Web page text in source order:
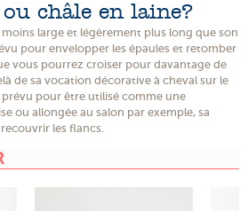
châle en laine?
large et légèrement plus long que son
pour envelopper les épaules et retomber
vous pourrez croiser pour davantage de
de sa vocation décorative à cheval sur le
pour être utilisé comme une
ou allongée au salon par exemple, sa
les flancs.